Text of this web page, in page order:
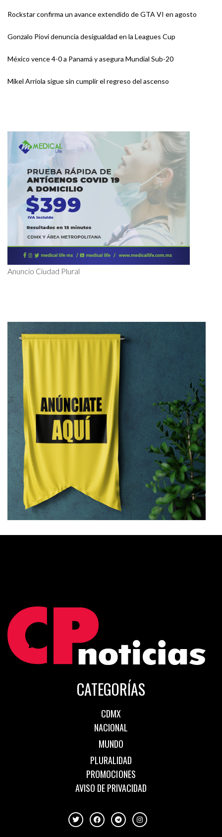
Rockstar confirma un avance extendido de GTA VI en agosto
Gonzalo Piovi denuncia desigualdad en la Leagues Cup
México vence 4-0 a Panamá y asegura Mundial Sub-20
Mikel Arriola sigue sin cumplir el regreso del ascenso
Anuncio Ciudad Plural
CATEGORÍAS
CDMX
NACIONAL
MUNDO
PLURALIDAD
PROMOCIONES
AVISO DE PRIVACIDAD